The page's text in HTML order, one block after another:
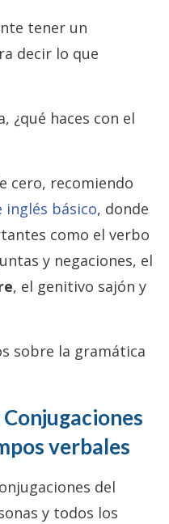
tener un
decir lo que
¿qué haces con el
cero, recomiendo
inglés básico, donde
como el verbo
y negaciones, el
, el genitivo sajón y
sobre la gramática
verbales
del
y todos los